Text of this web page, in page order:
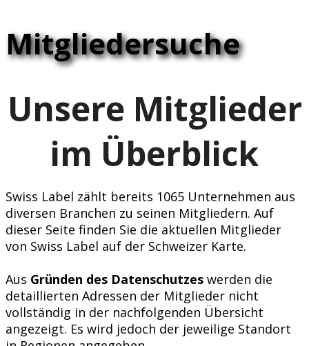
Mitgliedersuche
Unsere Mitglieder
im Überblick
Swiss Label zählt bereits 1065 Unternehmen aus
diversen Branchen zu seinen Mitgliedern. Auf
dieser Seite finden Sie die aktuellen Mitglieder
von Swiss Label auf der Schweizer Karte.
Aus Gründen des Datenschutzes werden die
detaillierten Adressen der Mitglieder nicht
vollständig in der nachfolgenden Übersicht
angezeigt. Es wird jedoch der jeweilige Standort